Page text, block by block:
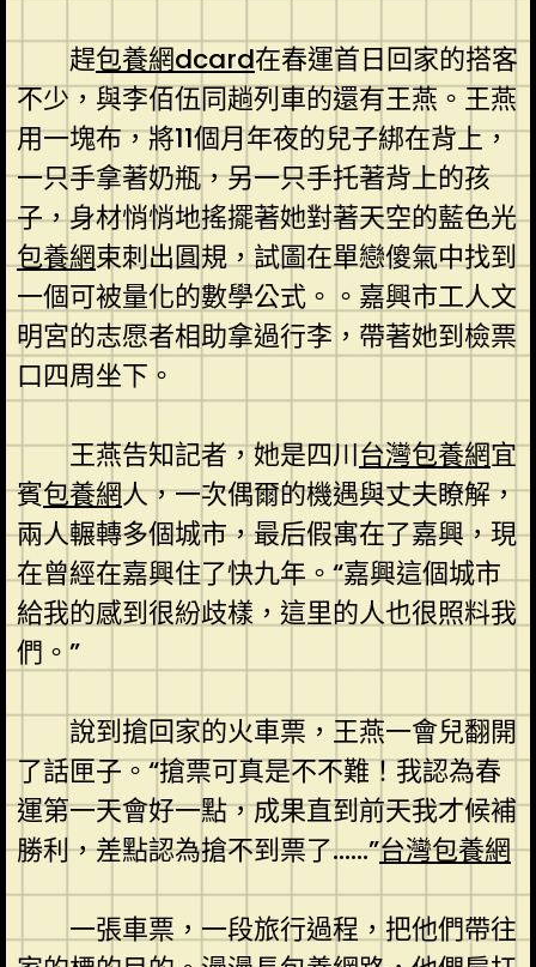
趕包養網dcard在春運首日回家的搭客
不少，與李佰伍同趟列車的還有王燕。王燕
用一塊布，將11個月年夜的兒子綁在背上，
一只手拿著奶瓶，另一只手托著背上的孩
子，身材悄悄地搖擺著她對著天空的藍色光
包養網束刺出圓規，試圖在單戀傻氣中找到
一個可被量化的數學公式。。嘉興市工人文
明宮的志愿者相助拿過行李，帶著她到檢票
口四周坐下。
王燕告知記者，她是四川台灣包養網宜
賓包養網人，一次偶爾的機遇與丈夫瞭解，
兩人輾轉多個城市，最后假寓在了嘉興，現
在曾經在嘉興住了快九年。“嘉興這個城市
給我的感到很紛歧樣，這里的人也很照料我
們。”
說到搶回家的火車票，王燕一會兒翻開
了話匣子。“搶票可真是不不難！我認為春
運第一天會好一點，成果直到前天我才候補
勝利，差點認為搶不到票了……”台灣包養網
一張車票，一段旅行過程，把他們帶往